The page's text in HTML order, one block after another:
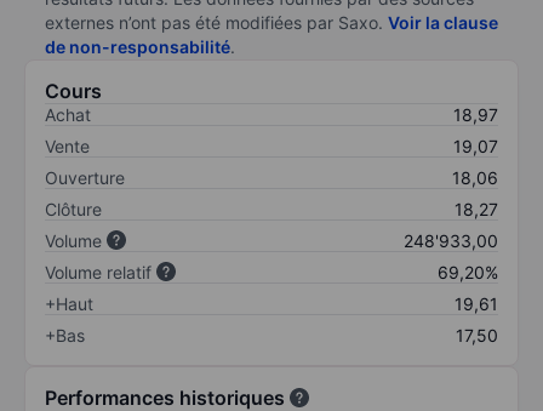
externes n’ont pas été modifiées par Saxo. Voir la clause
de non-responsabilité.
Cours
Achat
18,97
Vente
19,07
Ouverture
18,06
Clôture
18,27
Volume
248'933,00
Volume relatif
69,20%
+Haut
19,61
+Bas
17,50
Performances historiques